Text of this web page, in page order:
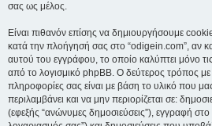
σας ως μέλος.
Είναι πιθανόν επίσης να δημιουργήσουμε
κατά την πλοήγησή σας στο “odigein.com”, αν
αυτού του εγγράφου, το οποίο καλύπτει μόνο
από το λογισμικό phpBB. Ο δεύτερος τρόπος με
πληροφορίες σας είναι με βάση το υλικό που
περιλαμβάνει και να μην περιορίζεται σε:
(εφεξής “ανώνυμες δημοσιεύσεις”), εγγραφή